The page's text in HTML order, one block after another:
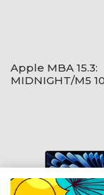
Apple MBA 15.3:
MIDNIGHT/M5